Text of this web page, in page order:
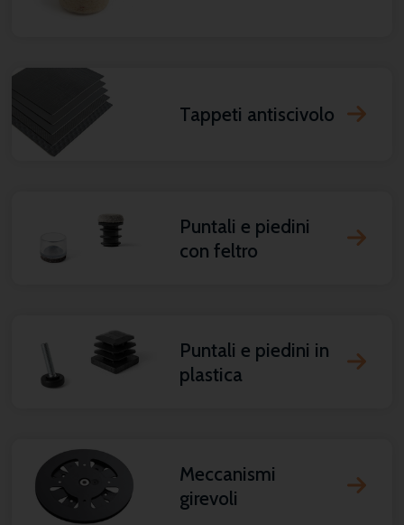
Tappeti antiscivolo
Puntali e piedini
con feltro
Puntali e piedini in
plastica
Meccanismi
girevoli